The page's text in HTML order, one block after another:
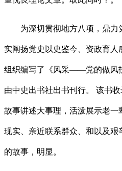
为深切贯彻地方八项，鼎力
实阐扬党史以史鉴今、资政育
组织编写了《风采——党的做风
由中史出书社出书刊行。 该书
故事讲述大事理，活泼展示老
现实、亲近联系群众、和以及
的故事，明显。